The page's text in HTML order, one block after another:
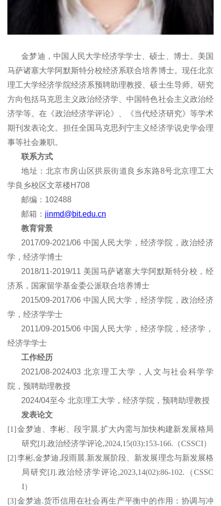
金梦迪 ， 中国人民大学经济学学士、硕士 博士。 美国
马萨诸塞大学阿默斯特分校经济系联合培养博士。现任北京
理工大学经济学院经济系预聘助理教授 、硕士生导师。 研究
方向包括马克思主义政治经济学
中国特色社会主义政治经
济学等。在 《政治经济学评论》、《当代经济研究》 等学术
期刊发表论文。 担任全国马克思列宁主义经济学说史学会理
事等社会兼职。
联系方式
地址： 北京市房山区拱辰街道良乡东路8号北京理工大
学良乡校区文萃楼H708
邮编：102488
邮箱： jinmd@bit.edu.cn
教育背景
2017/09-2021/06 中国人民大学 ， 经济学院，政治经济
学 ， 经济学博士
2018/11-2019/11 美国马萨诸塞大学阿默斯特分校 ， 经
济系，国家留学基金委公派联合培养博士
2015/09-2017/06 中国人民大学 ， 经济学院，政治经济
学 ， 经济学学士
2011/09-2015/06 中国人民大学 ， 经济学院，经济学 ，
经济学学士
工作经历
2021/08-2024/03 北京理工大学，
人文与社会科学学
院 ，预聘助理教授
2024/04至今 北京理工大学， 经济学院 ，预聘助理教授
发表论文
[1] 金梦迪、李彬、段宇晨.扩大内需与加快构建新发展格局
研究[J].政治经济学评论,2024,15(03):153-166. （CSSCI）
[2]李彬,金梦迪 ,段雨晨.新发展阶段、新发展理念与新发展格
局研究[J].政治经济学评论,2023,14(02):86-102. （CSSC
I）
[3] 金梦迪 .货币信用在社会再生产平衡中的作用：协调与冲